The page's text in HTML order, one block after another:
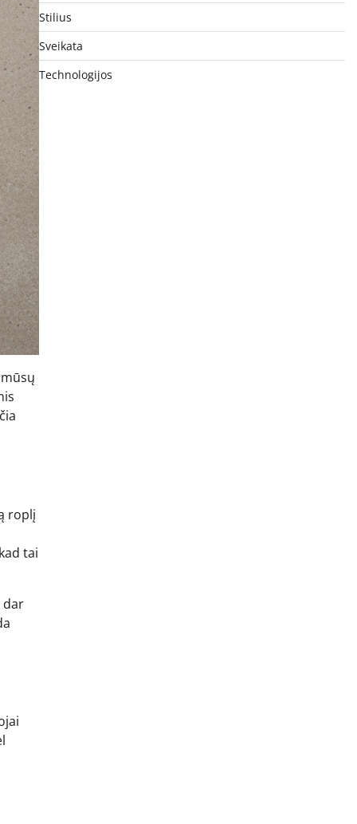
roplį
tai
dar
Stilius
Sveikata
Technologijos